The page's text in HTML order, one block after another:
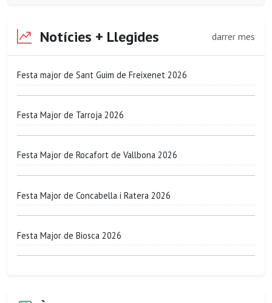
Notícies + Llegides darrer mes
Festa major de Sant Guim de Freixenet 2026
Festa Major de Tarroja 2026
Festa Major de Rocafort de Vallbona 2026
Festa Major de Concabella i Ratera 2026
Festa Major de Biosca 2026